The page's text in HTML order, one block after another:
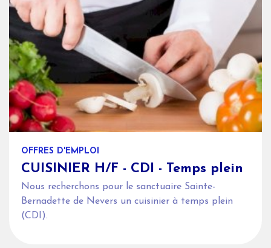
OFFRES D'EMPLOI
CUISINIER H/F - CDI - Temps plein
Nous recherchons pour le sanctuaire Sainte-
Bernadette de Nevers un cuisinier à temps plein
(CDI).